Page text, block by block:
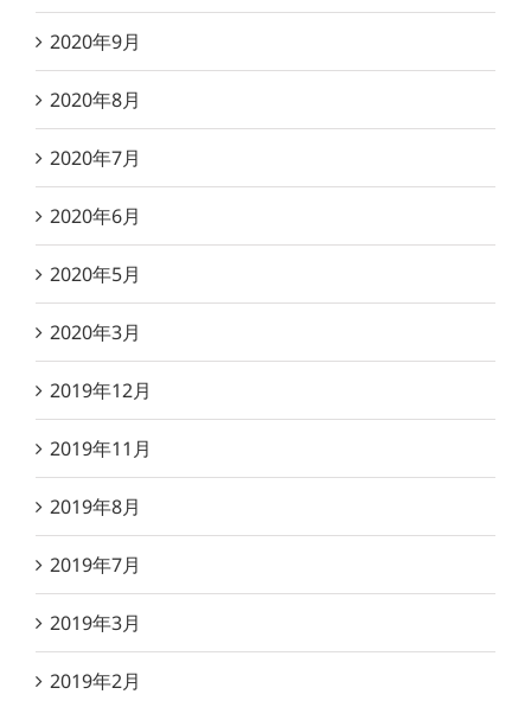
2020年9月
2020年8月
2020年7月
2020年6月
2020年5月
2020年3月
2019年12月
2019年11月
2019年8月
2019年7月
2019年3月
2019年2月